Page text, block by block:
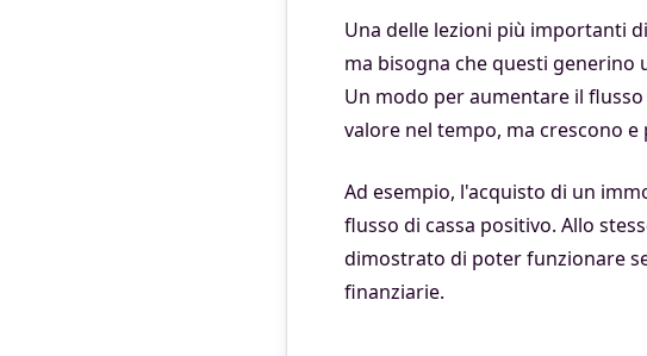
Una delle lezioni più importanti
ma bisogna che questi generino
Un modo per aumentare il
valore nel tempo, ma crescono
Ad esempio, l'acquisto di un
flusso di cassa positivo. Allo
dimostrato di poter funzionare
finanziarie.